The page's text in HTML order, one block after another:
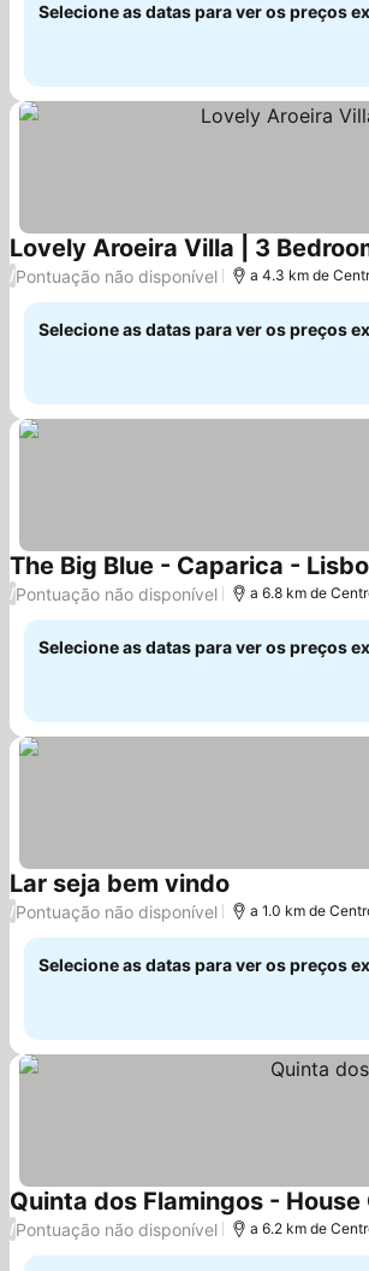
Selecione as datas para ver os preços
Lovely Aroeira Villa | 3
/Pontuação não disponível a 4.3 km de
Selecione as datas para ver os preços
The Big Blue - Caparica -
/Pontuação não disponível a 6.8 km de
Selecione as datas para ver os preços
Lar seja bem vindo Ver preços
/Pontuação não disponível a 1.0 km de
Selecione as datas para ver os preços
Quinta dos Flamingos -
/Pontuação não disponível a 6.2 km de